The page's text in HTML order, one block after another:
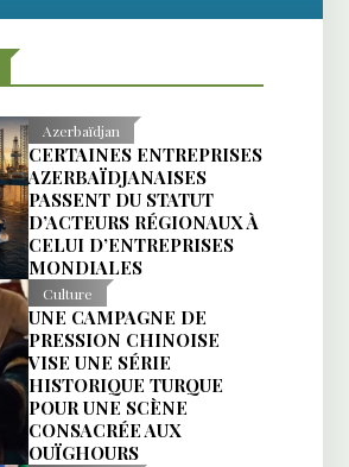
Azerbaïdjan
CERTAINES ENTREPRISES
AZERBAÏDJANAISES
PASSENT DU STATUT
D’ACTEURS RÉGIONAUX À
CELUI D’ENTREPRISES
MONDIALES
Culture
UNE CAMPAGNE DE
PRESSION CHINOISE
VISE UNE SÉRIE
HISTORIQUE TURQUE
POUR UNE SCÈNE
CONSACRÉE AUX
OUÏGHOURS